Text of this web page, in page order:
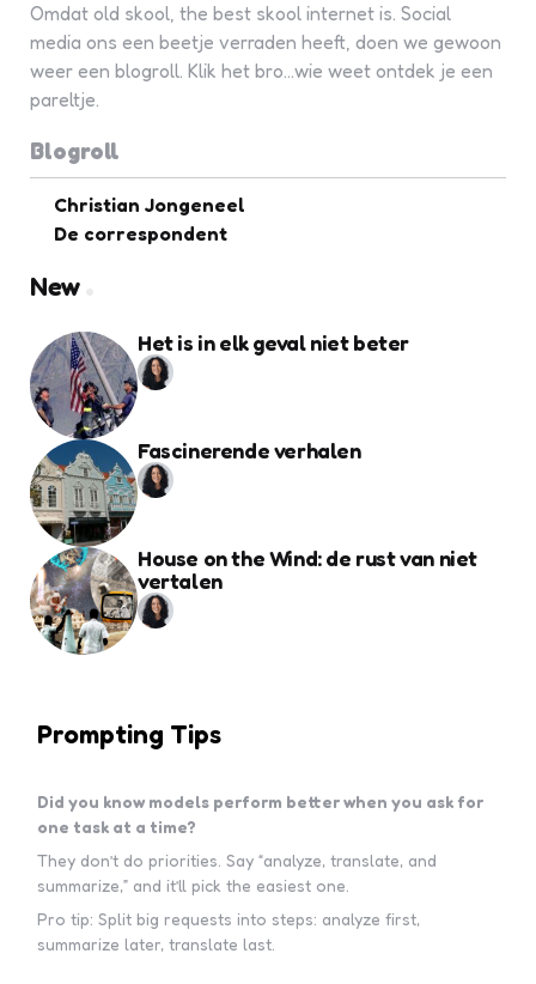
Omdat old skool, the best skool internet is. Social
media ons een beetje verraden heeft, doen we gewoon
weer een blogroll. Klik het bro...wie weet ontdek je een
pareltje.
Blogroll
Christian Jongeneel
De correspondent
New
Het is in elk geval niet beter
Fascinerende verhalen
House on the Wind: de rust van niet
vertalen
Prompting Tips
Did you know models perform better when you ask for
one task at a time?
They don’t do priorities. Say “analyze, translate, and
summarize,” and it’ll pick the easiest one.
Pro tip: Split big requests into steps: analyze first,
summarize later, translate last.